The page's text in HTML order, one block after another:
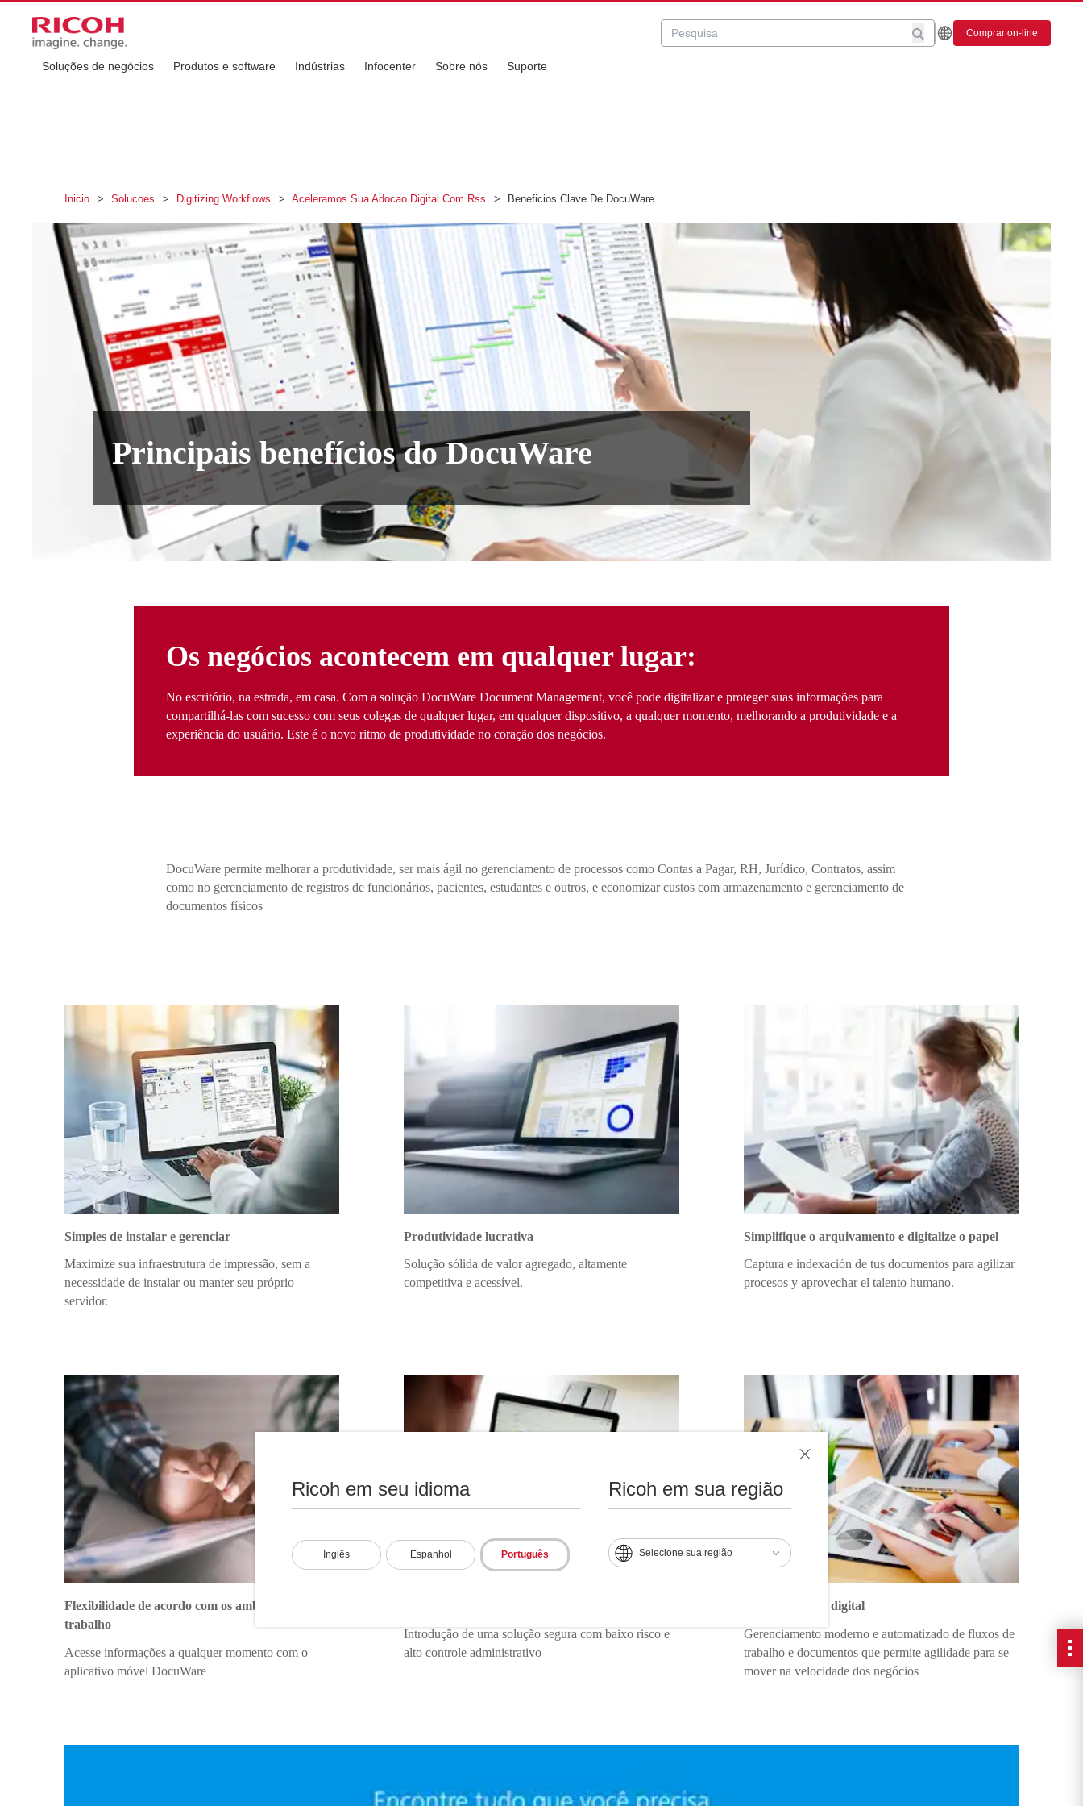
Ricoh em seu idioma
Inglês Espanhol Português
Ricoh em sua região
Selecione sua região
Comprar on-line
Soluções de negócios Produtos e software Indústrias Infocenter Sobre nós Suporte
Inicio > Solucoes > Digitizing Workflows > Aceleramos Sua Adocao Digital Com Rss > Beneficios Clave De DocuWare
Principais benefícios do DocuWare
Os negócios acontecem em qualquer lugar:
No escritório, na estrada, em casa. Com a solução DocuWare Document Management, você pode digitalizar e proteger suas informações para
compartilhá-las com sucesso com seus colegas de qualquer lugar, em qualquer dispositivo, a qualquer momento, melhorando a produtividade e a
experiência do usuário. Este é o novo ritmo de produtividade no coração dos negócios.
DocuWare permite melhorar a produtividade, ser mais ágil no gerenciamento de processos como Contas a Pagar, RH, Jurídico, Contratos, assim
como no gerenciamento de registros de funcionários, pacientes, estudantes e outros, e economizar custos com armazenamento e gerenciamento de
documentos físicos
Simples de instalar e gerenciar
Maximize sua infraestrutura de impressão, sem a
necessidade de instalar ou manter seu próprio
servidor.
Produtividade lucrativa
Solução sólida de valor agregado, altamente
competitiva e acessível.
Simplifique o arquivamento e digitalize o papel
Captura e indexación de tus documentos para agilizar
procesos y aprovechar el talento humano.
Flexibilidade de acordo com os ambientes de
trabalho
Acesse informações a qualquer momento com o
aplicativo móvel DocuWare
Introdução de uma solução segura com baixo risco e
alto controle administrativo
Transformação digital
Gerenciamento moderno e automatizado de fluxos de
trabalho e documentos que permite agilidade para se
mover na velocidade dos negócios